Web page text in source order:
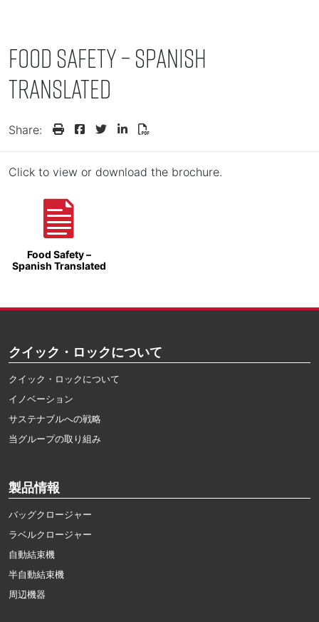
Food Safety – Spanish
Translated
Share:
Click to view or download the brochure.
Food Safety –
Spanish Translated
クイック・ロックについて
クイック・ロックについて
イノベーション
サステナブルへの戦略
当グループの取り組み
製品情報
バッグクロージャー
ラベルクロージャー
自動結束機
半自動結束機
周辺機器